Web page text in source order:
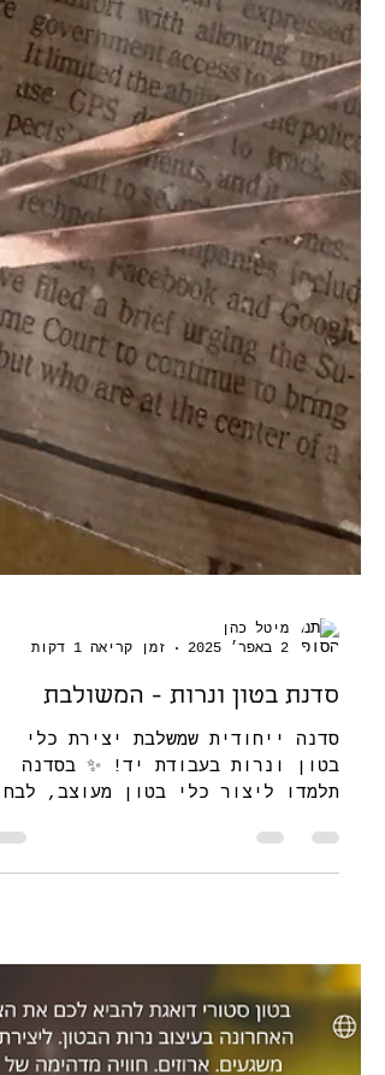
מיטל כהן
תלמדו ליצור כלי בטון מעוצב,
ניחוחות משכרים ולצקת נר טבעי
בהתאמה אישית. מוש